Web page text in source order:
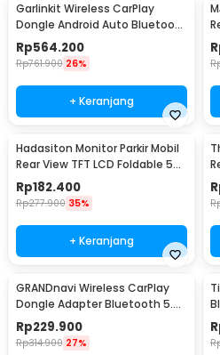
Garlinkit Wireless CarPlay
Dongle Android Auto Bluetooth
Mic Version - CPC200-CCPA
Rp564.200
Rp761.900 26%
+ Keranjang
Hadasiton Monitor Parkir Mobil
Rear View TFT LCD Foldable 5
Inch - HT5
Rp182.400
Rp277.900 35%
+ Keranjang
GRANDnavi Wireless CarPlay
Dongle Adapter Bluetooth 5.0
iPhone Only - CP-101
Rp229.900
Rp314.900 27%